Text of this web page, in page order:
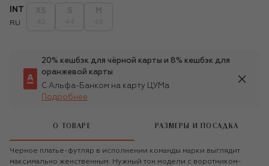
INT
RU
20% кешбэк для чёрной карты и 8% кешбэк для
оранжевой карты
С Альфа-Банком на карту ЦУМа
Подробнее
О ТОВАРЕ РАЗМЕРЫ И ПОСАДКА
Черное платье-футляр в исполнении команды марки выглядит
максимально женственным. Нужный тон модели с воротником-